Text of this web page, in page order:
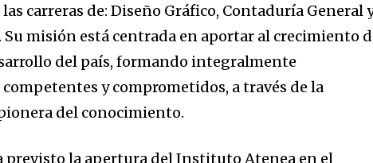
carreras de: Diseño Gráfico, Contaduría General
misión está centrada en aportar al crecimiento
del país, formando integralmente
y comprometidos, a través de la
del conocimiento.
previsto la apertura del Instituto Atenea en el